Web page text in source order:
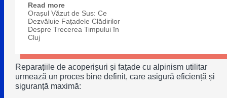
Read more
Orașul Văzut de Sus: Ce
Dezvăluie Fațadele Clădirilor
Despre Trecerea Timpului în
Cluj
Reparațiile de acoperișuri și fațade cu alpinism utilitar
urmează un proces bine definit, care asigură eficiență și
siguranță maximă: